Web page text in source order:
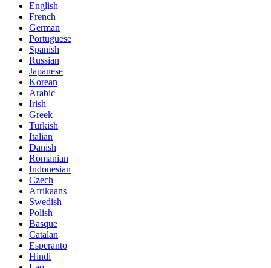
English
French
German
Portuguese
Spanish
Russian
Japanese
Korean
Arabic
Irish
Greek
Turkish
Italian
Danish
Romanian
Indonesian
Czech
Afrikaans
Swedish
Polish
Basque
Catalan
Esperanto
Hindi